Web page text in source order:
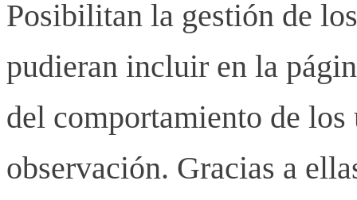
Posibilitan la gestión de
pudieran incluir en la
del comportamiento de los
observación. Gracias a